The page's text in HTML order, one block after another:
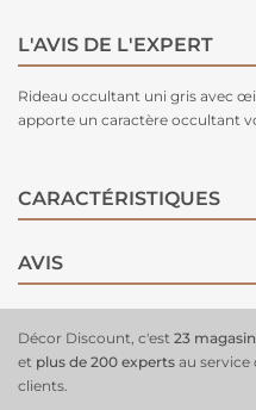
L'AVIS DE L'EXPERT
Rideau occultant uni gris avec
apporte un caractère occultant
CARACTÉRISTIQUES
AVIS
Décor Discount, c'est 23
et plus de 200 experts au service
clients.